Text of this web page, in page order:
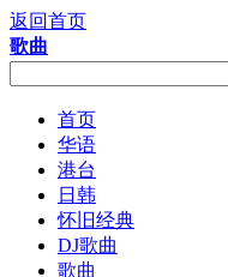
返回首页
歌曲
首页
华语
港台
日韩
怀旧经典
DJ歌曲
歌曲